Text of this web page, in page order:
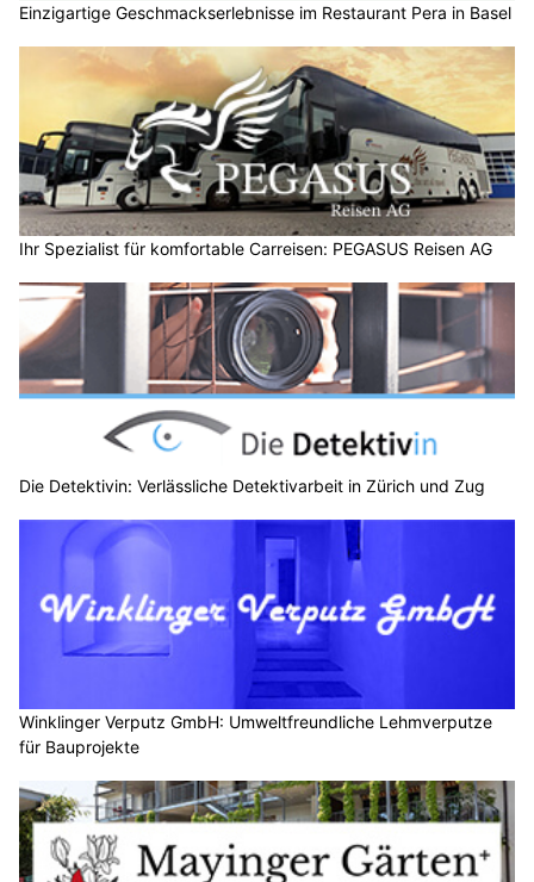
Einzigartige Geschmackserlebnisse im Restaurant Pera in Basel
Ihr Spezialist für komfortable Carreisen: PEGASUS Reisen AG
Die Detektivin: Verlässliche Detektivarbeit in Zürich und Zug
Winklinger Verputz GmbH: Umweltfreundliche Lehmverputze
für Bauprojekte